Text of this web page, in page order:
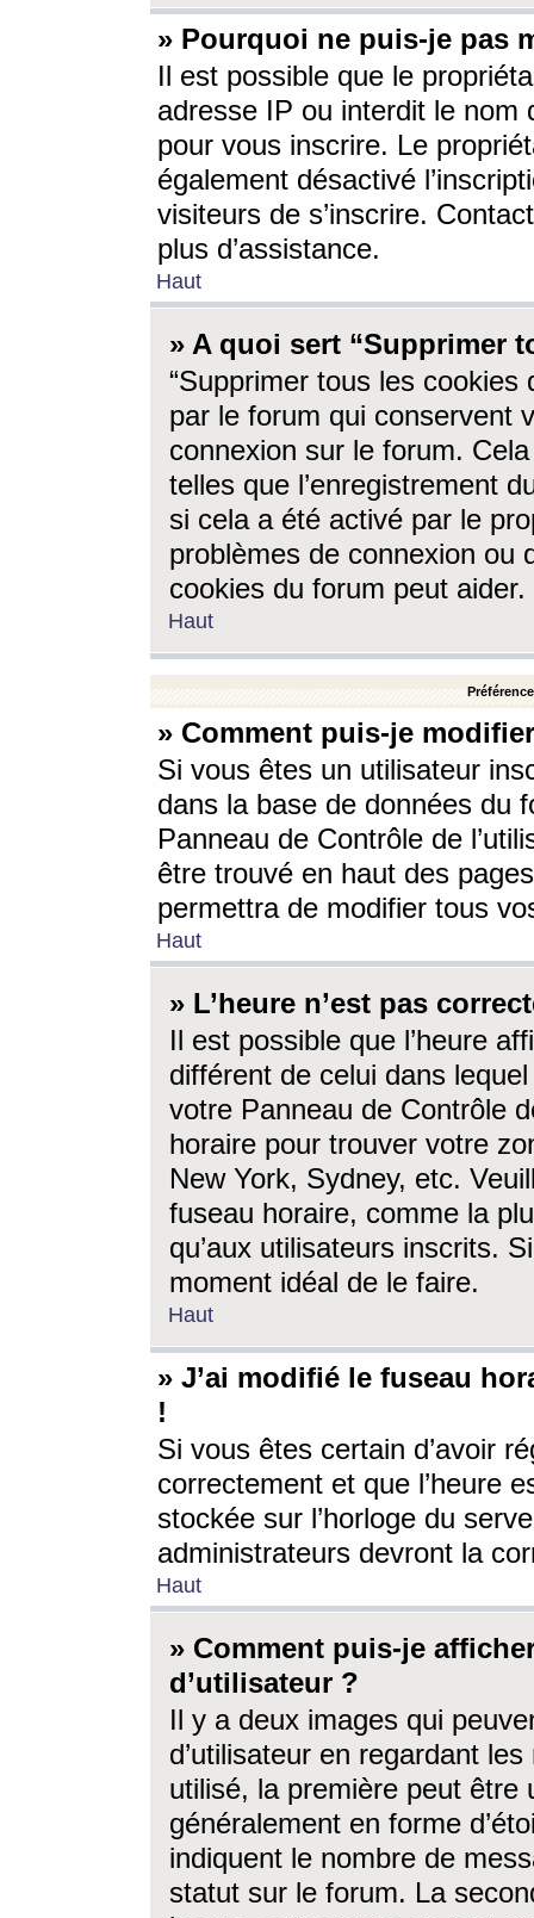
» Pourquoi ne puis-je pas
Il est possible que le
adresse IP ou interdit le nom
pour vous inscrire. Le
également désactivé
visiteurs de s’inscrire.
plus d’assistance.
Haut
» A quoi sert “Supprimer
“Supprimer tous les cookies
par le forum qui conservent
connexion sur le forum.
telles que l’enregistrement
si cela a été activé par le
problèmes de connexion ou
cookies du forum peut aider.
Haut
» Comment puis-je
Si vous êtes un utilisateur
dans la base de données du
Panneau de Contrôle de
être trouvé en haut des
permettra de modifier tous
Haut
» L’heure n’est pas
Il est possible que l’heure
différent de celui dans
votre Panneau de Contrôle
horaire pour trouver votre
New York, Sydney, etc.
fuseau horaire, comme la
qu’aux utilisateurs inscrits.
moment idéal de le faire.
Haut
» J’ai modifié le fuseau
!
Si vous êtes certain d’avoir
correctement et que l’heure
stockée sur l’horloge du
administrateurs devront la
Haut
» Comment puis-je
d’utilisateur ?
Il y a deux images qui
d’utilisateur en regardant
utilisé, la première peut être
généralement en forme
indiquent le nombre de
statut sur le forum. La